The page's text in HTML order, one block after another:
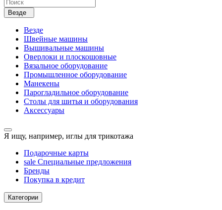
Везде
Везде
Швейные машины
Вышивальные машины
Оверлоки и плоскошовные
Вязальное оборудование
Промышленное оборудование
Манекены
Парогладильное оборудование
Столы для шитья и оборудования
Аксессуары
Я ищу, например, иглы для трикотажа
Подарочные карты
sale Специальные предложения
Бренды
Покупка в кредит
Категории